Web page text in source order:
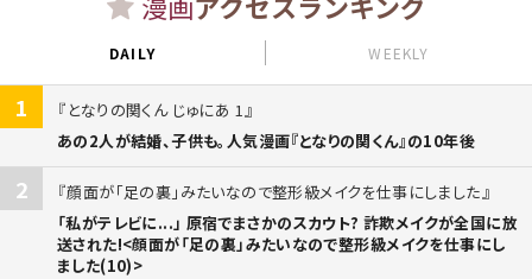
DAILY WEEKLY
1
となりの関くん じゅにあ 1
あの2人が結婚、子供も。人気漫画『となりの関くん』の10年後
2
顔面が「足の裏」みたいなので整形級メイクを仕事にしました
「私がテレビに...」 原宿でまさかのスカウト? 詐欺メイクが全国に放
送された!<顔面が「足の裏」みたいなので整形級メイクを仕事にし
ました(10)>